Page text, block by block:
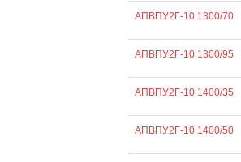
АПВПУ2Г-10 1300/70
АПВПУ2Г-10 1300/95
АПВПУ2Г-10 1400/35
АПВПУ2Г-10 1400/50